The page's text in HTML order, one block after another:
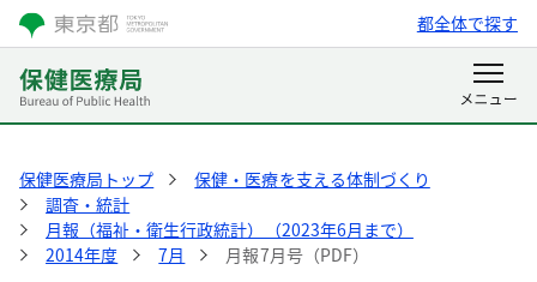
都全体で探す
保健医療局トップ
保健・医療を支える体制づくり
調査・統計
月報（福祉・衛生行政統計）（2023年6月まで）
2014年度
7月 月報7月号（PDF）